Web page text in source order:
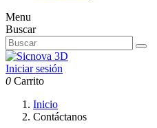
Menu
Buscar
Iniciar sesión
0 Carrito
Inicio
Contáctanos